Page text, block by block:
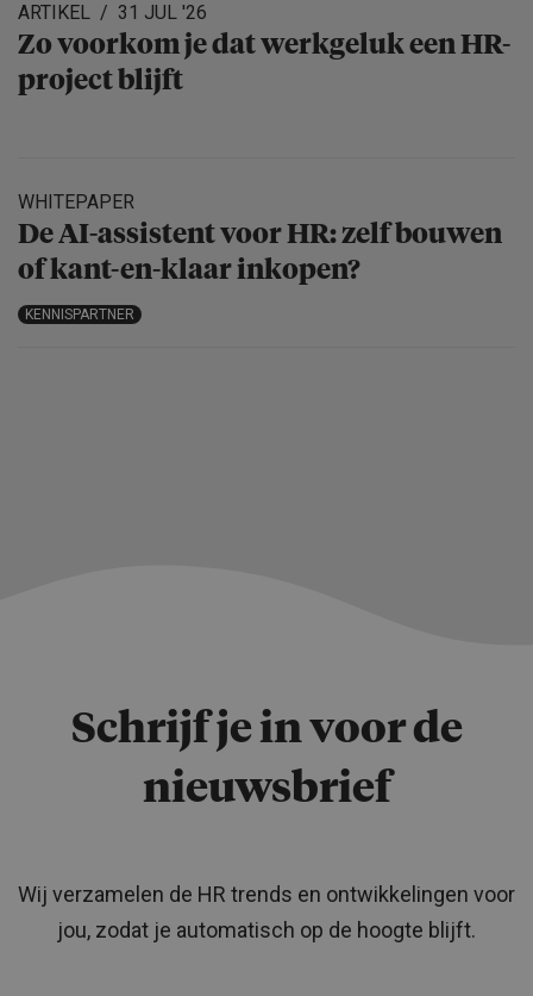
ARTIKEL 31 JUL '26
Zo voorkom je dat werkgeluk een HR-
project blijft
WHITEPAPER
De AI-assistent voor HR: zelf bouwen
of kant-en-klaar inkopen?
KENNISPARTNER
Schrijf je in voor de
nieuwsbrief
Wij verzamelen de HR trends en ontwikkelingen voor
jou, zodat je automatisch op de hoogte blijft.